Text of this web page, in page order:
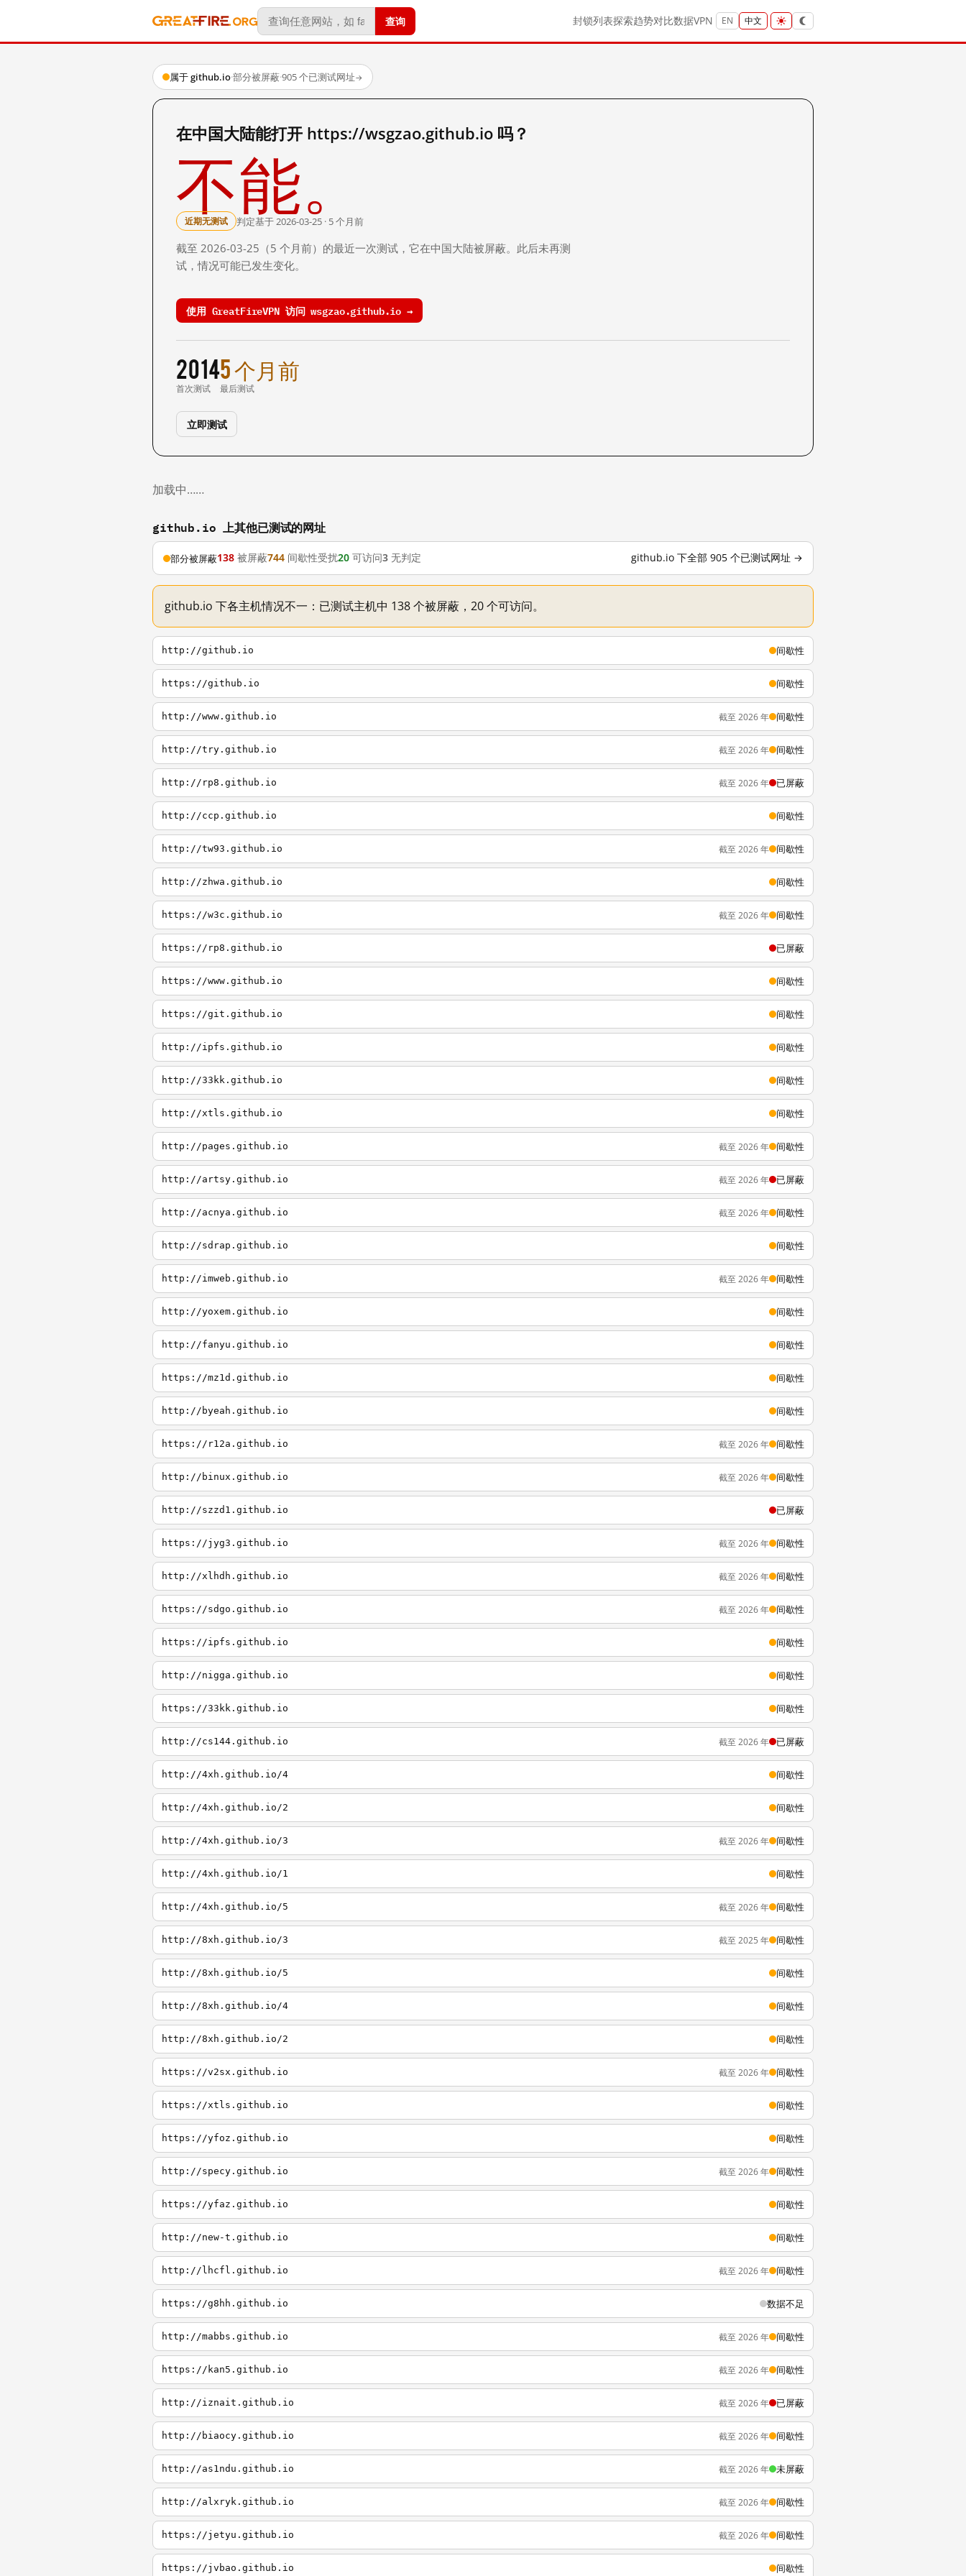
查询 封锁列表探索趋势对比数据VPN EN 中文
属于 github.io·部分被屏蔽·905 个已测试网址→
在中国大陆能打开 https://wsgzao.github.io 吗？
不能。
近期无测试 判定基于 2026-03-25 · 5 个月前
截至 2026-03-25（5 个月前）的最近一次测试，它在中国大陆被屏蔽。此后未再测
试，情况可能已发生变化。
使用 GreatFireVPN 访问 wsgzao.github.io →
2014
首次测试
5 个月前
最后测试
立即测试
加载中……
github.io 上其他已测试的网址
部分被屏蔽138 被屏蔽744 间歇性受扰20 可访问3 无判定 github.io 下全部 905 个已测试网址 →
github.io 下各主机情况不一：已测试主机中 138 个被屏蔽，20 个可访问。
http://github.io 间歇性
https://github.io 间歇性
http://www.github.io 截至 2026 年 间歇性
http://try.github.io 截至 2026 年 间歇性
http://rp8.github.io 截至 2026 年 已屏蔽
http://ccp.github.io 间歇性
http://tw93.github.io 截至 2026 年 间歇性
http://zhwa.github.io 间歇性
https://w3c.github.io 截至 2026 年 间歇性
https://rp8.github.io 已屏蔽
https://www.github.io 间歇性
https://git.github.io 间歇性
http://ipfs.github.io 间歇性
http://33kk.github.io 间歇性
http://xtls.github.io 间歇性
http://pages.github.io 截至 2026 年 间歇性
http://artsy.github.io 截至 2026 年 已屏蔽
http://acnya.github.io 截至 2026 年 间歇性
http://sdrap.github.io 间歇性
http://imweb.github.io 截至 2026 年 间歇性
http://yoxem.github.io 间歇性
http://fanyu.github.io 间歇性
https://mz1d.github.io 间歇性
http://byeah.github.io 间歇性
https://r12a.github.io 截至 2026 年 间歇性
http://binux.github.io 截至 2026 年 间歇性
http://szzd1.github.io 已屏蔽
https://jyg3.github.io 截至 2026 年 间歇性
http://xlhdh.github.io 截至 2026 年 间歇性
https://sdgo.github.io 截至 2026 年 间歇性
https://ipfs.github.io 间歇性
http://nigga.github.io 间歇性
https://33kk.github.io 间歇性
http://cs144.github.io 截至 2026 年 已屏蔽
http://4xh.github.io/4 间歇性
http://4xh.github.io/2 间歇性
http://4xh.github.io/3 截至 2026 年 间歇性
http://4xh.github.io/1 间歇性
http://4xh.github.io/5 截至 2026 年 间歇性
http://8xh.github.io/3 截至 2025 年 间歇性
http://8xh.github.io/5 间歇性
http://8xh.github.io/4 间歇性
http://8xh.github.io/2 间歇性
https://v2sx.github.io 截至 2026 年 间歇性
https://xtls.github.io 间歇性
https://yfoz.github.io 间歇性
http://specy.github.io 截至 2026 年 间歇性
https://yfaz.github.io 间歇性
http://new-t.github.io 间歇性
http://lhcfl.github.io 截至 2026 年 间歇性
https://g8hh.github.io 数据不足
http://mabbs.github.io 截至 2026 年 间歇性
https://kan5.github.io 截至 2026 年 间歇性
http://iznait.github.io 截至 2026 年 已屏蔽
http://biaocy.github.io 截至 2026 年 间歇性
http://as1ndu.github.io 截至 2026 年 未屏蔽
http://alxryk.github.io 截至 2026 年 间歇性
https://jetyu.github.io 截至 2026 年 间歇性
https://jvbao.github.io 间歇性